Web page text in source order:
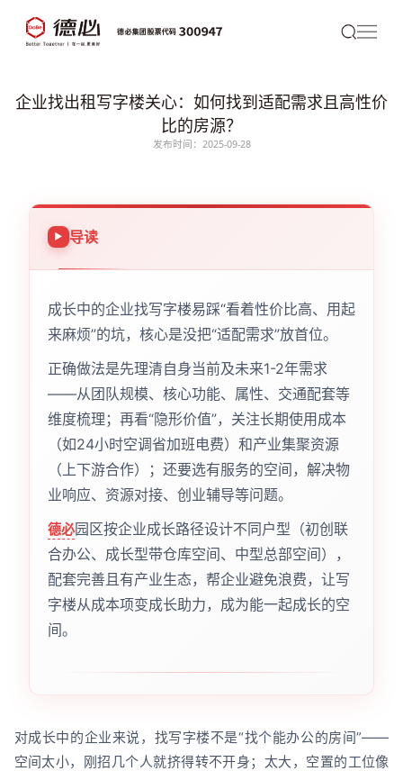
企业找出租写字楼关心：如何找到适配需求且高性价
比的房源？
发布时间：2025-09-28
导读
成长中的企业找写字楼易踩“看着性价比高、用起
来麻烦”的坑，核心是没把“适配需求”放首位。
正确做法是先理清自身当前及未来1-2年需求
——从团队规模、核心功能、属性、交通配套等
维度梳理；再看“隐形价值”，关注长期使用成本
（如24小时空调省加班电费）和产业集聚资源
（上下游合作）；还要选有服务的空间，解决物
业响应、资源对接、创业辅导等问题。
德必园区按企业成长路径设计不同户型（初创联
合办公、成长型带仓库空间、中型总部空间），
配套完善且有产业生态，帮企业避免浪费，让写
字楼从成本项变成长助力，成为能一起成长的空
间。
对成长中的企业来说，找写字楼不是“找个能办公的房间”——
空间太小，刚招几个人就挤得转不开身；太大，空置的工位像